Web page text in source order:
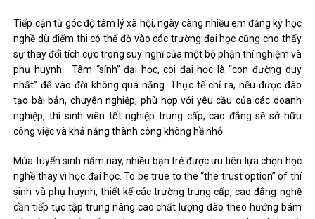
Tiếp cận từ góc độ tâm lý xã hội, ngày càng nhiều em đăng ký học
nghề dù điểm thi có thể đỗ vào các trường đại học cũng cho thấy
sự thay đổi tích cực trong suy nghĩ của một bộ phận thí nghiệm và
phụ huynh . Tâm “sính” đại học, coi đại học là “con đường duy
nhất” để vào đời không quá nặng. Thực tế chỉ ra, nếu được đào
tạo bài bản, chuyên nghiệp, phù hợp với yêu cầu của các doanh
nghiệp, thì sinh viên tốt nghiệp trung cấp, cao đẳng sẽ sở hữu
công việc và khả năng thành công không hề nhỏ.
Mùa tuyển sinh năm nay, nhiều bạn trẻ được ưu tiên lựa chọn học
nghề thay vì học đại học. To be true to the “the trust option” of thí
sinh và phụ huynh, thiết kế các trường trung cấp, cao đẳng nghề
cần tiếp tục tập trung nâng cao chất lượng đào theo hướng bám